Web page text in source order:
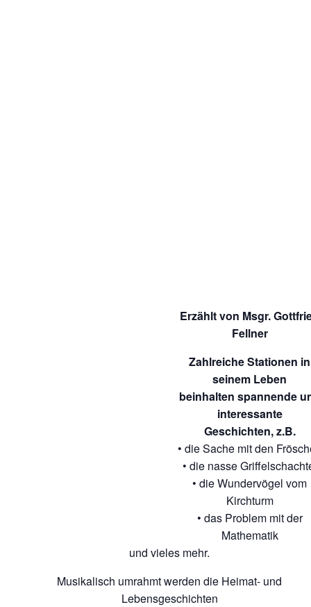
Erzählt von Msgr.
Fellner
Zahlreiche Stationen in
seinem Leben
beinhalten spannende
interessante
Geschichten, z.B.
• die Sache mit den
• die nasse
• die Wundervögel vom
Kirchturm
• das Problem mit der
Mathematik
und vieles mehr.
Musikalisch umrahmt werden die Heimat- und
Lebensgeschichten